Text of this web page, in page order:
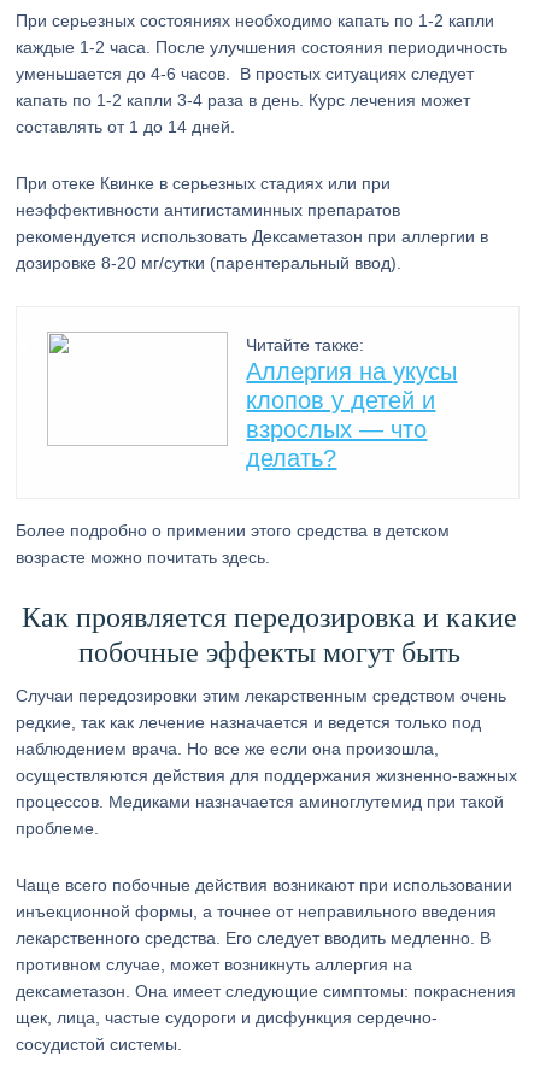
При серьезных состояниях необходимо капать по 1-2 капли
каждые 1-2 часа. После улучшения состояния периодичность
уменьшается до 4-6 часов. В простых ситуациях следует
капать по 1-2 капли 3-4 раза в день. Курс лечения может
составлять от 1 до 14 дней.
При отеке Квинке в серьезных стадиях или при
неэффективности антигистаминных препаратов
рекомендуется использовать Дексаметазон при аллергии в
дозировке 8-20 мг/сутки (парентеральный ввод).
Читайте также:
Аллергия на укусы
клопов у детей и
взрослых — что
делать?
Более подробно о примении этого средства в детском
возрасте можно почитать здесь.
Как проявляется передозировка и какие
побочные эффекты могут быть
Случаи передозировки этим лекарственным средством очень
редкие, так как лечение назначается и ведется только под
наблюдением врача. Но все же если она произошла,
осуществляются действия для поддержания жизненно-важных
процессов. Медиками назначается аминоглутемид при такой
проблеме.
Чаще всего побочные действия возникают при использовании
инъекционной формы, а точнее от неправильного введения
лекарственного средства. Его следует вводить медленно. В
противном случае, может возникнуть аллергия на
дексаметазон. Она имеет следующие симптомы: покраснения
щек, лица, частые судороги и дисфункция сердечно-
сосудистой системы.